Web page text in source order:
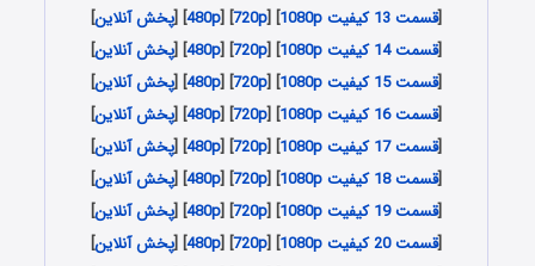
[قسمت 13 کیفیت 1080p ] [
720p
] [
480p
] [پخش آنلاین]
[قسمت 14 کیفیت 1080p ] [
720p
] [
480p
] [پخش آنلاین]
[قسمت 15 کیفیت 1080p ] [
720p
] [
480p
] [پخش آنلاین]
[قسمت 16 کیفیت 1080p ] [
720p
] [
480p
] [پخش آنلاین]
[قسمت 17 کیفیت 1080p ] [
720p
] [
480p
] [پخش آنلاین]
[قسمت 18 کیفیت 1080p ] [
720p
] [
480p
] [پخش آنلاین]
[قسمت 19 کیفیت 1080p ] [
720p
] [
480p
] [پخش آنلاین]
[قسمت 20 کیفیت 1080p ] [
720p
] [
480p
] [پخش آنلاین]